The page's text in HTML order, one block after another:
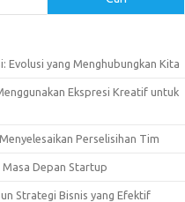
Evolusi yang Menghubungkan Kita
Ekspresi Kreatif untuk
Perselisihan Tim
Depan Startup
Strategi Bisnis yang Efektif